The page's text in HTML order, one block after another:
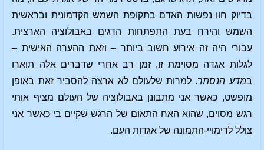
בדיוק חוו נפשות האדם בתקופת השמש הקדמונית ובראשית
השמש והירח בעת התפתחות הדגים באבולוציה הארצית.
עבורי היה זה אירוע חשוב ביותר – וזאת ההערה האישית –
לגלות אגדה מסוימת זו, זמן רב אחרי שדברים אלה תוארו
במדע הנסתר. למרות שלעולם לא ארצה להסביר זאת באופן
מופשט, כאשר אני מתבונן באבולוציה של העולם מציף אותי
רגש מסוים, שהוא האח התאום של הרגש שקיים בי כאשר אני
צולל לדימויי-התמונה של אגדות העם.